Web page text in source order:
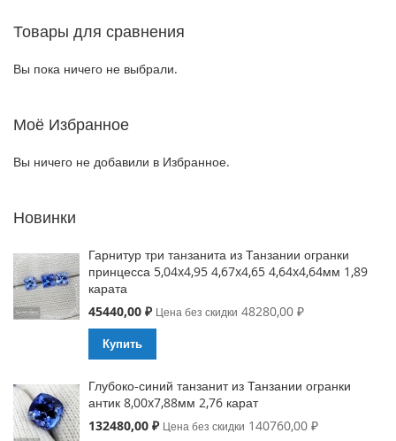
Товары для сравнения
Вы пока ничего не выбрали.
Моё Избранное
Вы ничего не добавили в Избранное.
Новинки
Гарнитур три танзанита из Танзании огранки
принцесса 5,04x4,95 4,67x4,65 4,64x4,64мм 1,89
карата
Special
45440,00 ₽ Цена без скидки 48280,00 ₽
Купить
Глубоко-синий танзанит из Танзании огранки
антик 8,00x7,88мм 2,76 карат
Special
132480,00 ₽ Цена без скидки 140760,00 ₽